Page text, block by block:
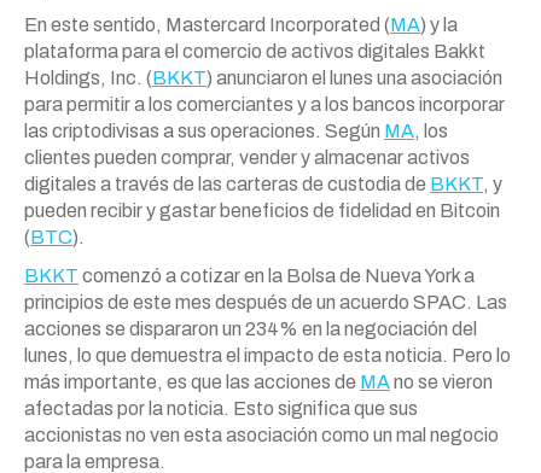
En este sentido, Mastercard Incorporated (MA) y la
plataforma para el comercio de activos digitales Bakkt
Holdings, Inc. (BKKT) anunciaron el lunes una asociación
para permitir a los comerciantes y a los bancos incorporar
las criptodivisas a sus operaciones. Según MA, los
clientes pueden comprar, vender y almacenar activos
digitales a través de las carteras de custodia de BKKT, y
pueden recibir y gastar beneficios de fidelidad en Bitcoin
(BTC).
BKKT comenzó a cotizar en la Bolsa de Nueva York a
principios de este mes después de un acuerdo SPAC. Las
acciones se dispararon un 234% en la negociación del
lunes, lo que demuestra el impacto de esta noticia. Pero lo
más importante, es que las acciones de MAno se vieron
afectadas por la noticia. Esto significa que sus
accionistas no ven esta asociación como un mal negocio
para la empresa.